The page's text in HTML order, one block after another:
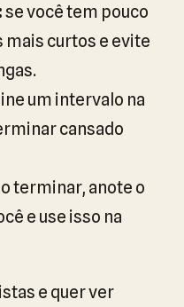
se você tem pouco
curtos e evite
um intervalo na
cansado
terminar, anote o
e use isso na
e quer ver